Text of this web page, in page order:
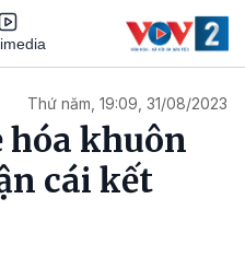
Thứ năm, 19:09, 31/08/2023
khuôn
cái kết